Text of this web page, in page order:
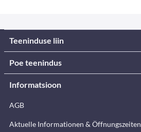
Teeninduse liin
Poe teenindus
Informatsioon
AGB
Aktuelle Informationen & Öffnungszeiten